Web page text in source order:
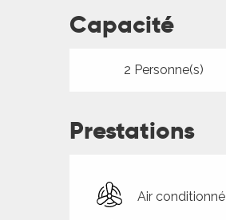
Capacité
2 Personne(s)
Prestations
Air conditionné